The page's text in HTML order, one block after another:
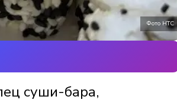
Фото НТС
суши-бара,